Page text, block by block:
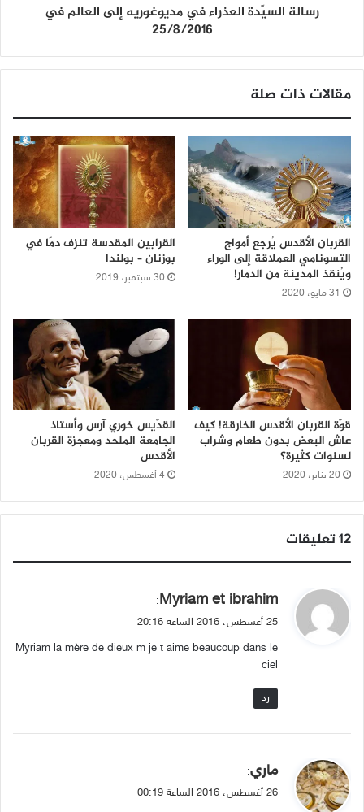
رسالة السيّدة العذراء في مديوغوريه إلى العالم في
25/8/2016
مقالات ذات صلة
القربان الأقدس يُرجع أمواج
التسونامي العملاقة إلى الوراء
ويُنقذ المدينة من الدمار!
31 مايو، 2020
القرابين المقدسة تنزف دمًا في
بوزنان – بولندا
30 سبتمبر، 2019
قوّة القربان الأقدس الخارقة! كيف
عاش البعض بدون طعام وشراب
لسنوات كثيرة؟
20 يناير، 2020
القدّيس خوري آرس وأستاذ
الجامعة الملحد ومعجزة القربان
الأقدس
4 أغسطس، 2020
‫12 تعليقات
ي
ق
ل
Myriam et ibrahim
:
25 أغسطس، 2016 الساعة 20:16
Myriam la mère de dieux m je t aime beaucoup dans le
ciel
رد
ي
ق
ماري:
26 أغسطس، 2016 الساعة 00:19